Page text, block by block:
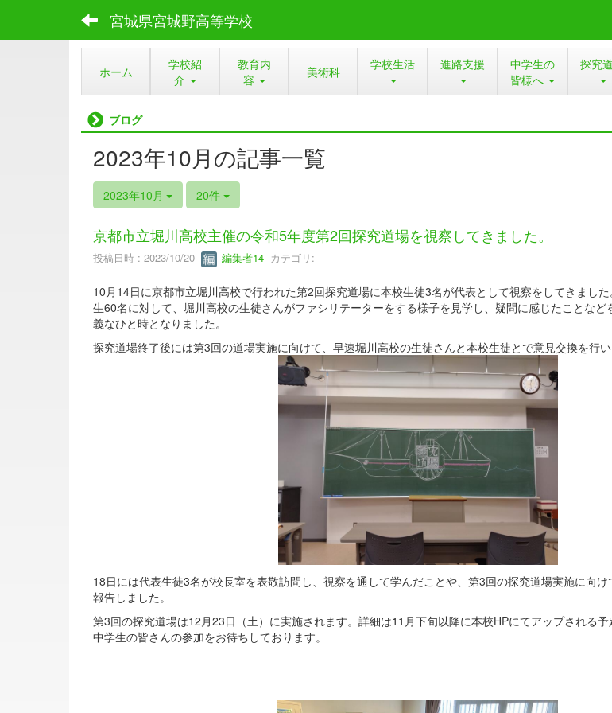
宮城県宮城野高等学校
ホーム
学校紹
介
教育内
容
美術科 学校生活 進路支援
中学生の
皆様へ
探究
ブログ
2023年10月の記事一覧
2023年10月 20件
京都市立堀川高校主催の令和5年度第2回探究道場を視察してきました。
投稿日時 : 2023/10/20 編集者14 カテゴリ:
10月14日に京都市立堀川高校で行われた第2回探究道場に本校生徒3名が代表として視察をしてきまし
生60名に対して、堀川高校の生徒さんがファシリテーターをする様子を見学し、疑問に感じたことな
義なひと時となりました。
探究道場終了後には第3回の道場実施に向けて、早速堀川高校の生徒さんと本校生徒とで意見交換を行い
18日には代表生徒3名が校長室を表敬訪問し、視察を通して学んだことや、第3回の探究道場実施に向
報告しました。
第3回の探究道場は12月23日（土）に実施されます。詳細は11月下旬以降に本校HPにてアップされる
中学生の皆さんの参加をお待ちしております。